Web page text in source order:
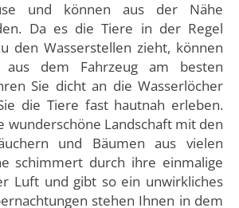
und können aus der Nähe
Da es die Tiere in der Regel
den Wasserstellen zieht, können
dem Fahrzeug am besten
Sie dicht an die Wasserlöcher
die Tiere fast hautnah erleben.
wunderschöne Landschaft mit den
und Bäumen aus vielen
schimmert durch ihre einmalige
Luft und gibt so ein unwirkliches
stehen Ihnen in dem